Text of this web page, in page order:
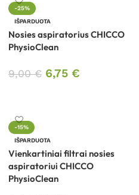
-25%
IŠPARDUOTA
Nosies aspiratorius CHICCO
PhysioClean
9,00€ 6,75 €
-15%
IŠPARDUOTA
Vienkartiniai filtrai nosies
aspiratoriui CHICCO
PhysioClean